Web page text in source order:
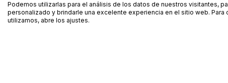
Podemos utilizarlas para el análisis de los datos de nuestros visitantes,
personalizado y brindarle una excelente experiencia en el sitio web.
utilizamos, abre los ajustes.